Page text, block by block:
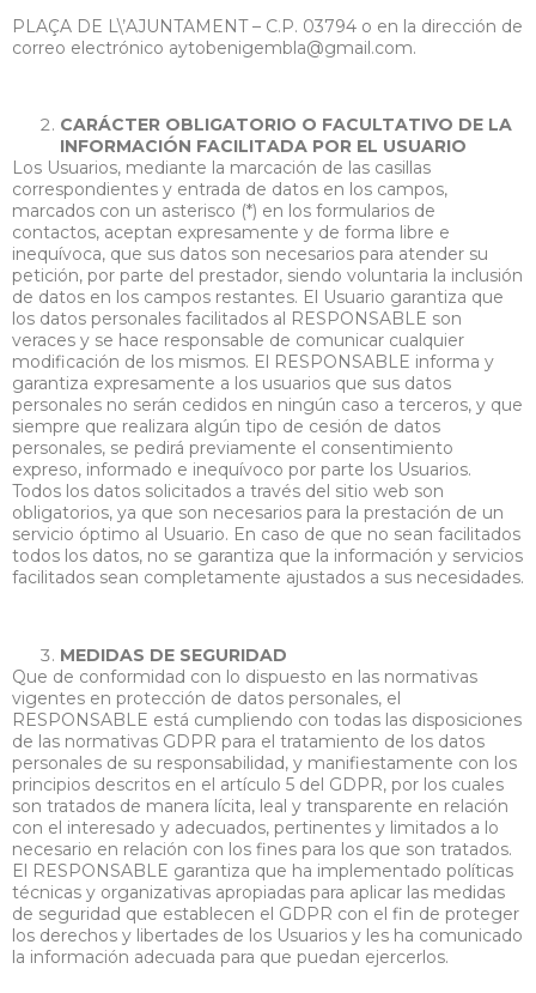
PLAÇA DE L\’AJUNTAMENT – C.P. 03794 o en la dirección de
correo electrónico aytobenigembla@gmail.com.
CARÁCTER OBLIGATORIO O FACULTATIVO DE LA
INFORMACIÓN FACILITADA POR EL USUARIO
Los Usuarios, mediante la marcación de las casillas
correspondientes y entrada de datos en los campos,
marcados con un asterisco (*) en los formularios de
contactos, aceptan expresamente y de forma libre e
inequívoca, que sus datos son necesarios para atender su
petición, por parte del prestador, siendo voluntaria la inclusión
de datos en los campos restantes. El Usuario garantiza que
los datos personales facilitados al RESPONSABLE son
veraces y se hace responsable de comunicar cualquier
modificación de los mismos. El RESPONSABLE informa y
garantiza expresamente a los usuarios que sus datos
personales no serán cedidos en ningún caso a terceros, y que
siempre que realizara algún tipo de cesión de datos
personales, se pedirá previamente el consentimiento
expreso, informado e inequívoco por parte los Usuarios.
Todos los datos solicitados a través del sitio web son
obligatorios, ya que son necesarios para la prestación de un
servicio óptimo al Usuario. En caso de que no sean facilitados
todos los datos, no se garantiza que la información y servicios
facilitados sean completamente ajustados a sus necesidades.
MEDIDAS DE SEGURIDAD
Que de conformidad con lo dispuesto en las normativas
vigentes en protección de datos personales, el
RESPONSABLE está cumpliendo con todas las disposiciones
de las normativas GDPR para el tratamiento de los datos
personales de su responsabilidad, y manifiestamente con los
principios descritos en el artículo 5 del GDPR, por los cuales
son tratados de manera lícita, leal y transparente en relación
con el interesado y adecuados, pertinentes y limitados a lo
necesario en relación con los fines para los que son tratados.
El RESPONSABLE garantiza que ha implementado políticas
técnicas y organizativas apropiadas para aplicar las medidas
de seguridad que establecen el GDPR con el fin de proteger
los derechos y libertades de los Usuarios y les ha comunicado
la información adecuada para que puedan ejercerlos.